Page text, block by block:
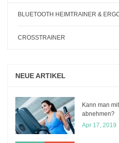
BLUETOOTH HEIMTRAINER &
CROSSTRAINER
NEUE ARTIKEL
Kann man
abnehmen?
Apr 17, 2019